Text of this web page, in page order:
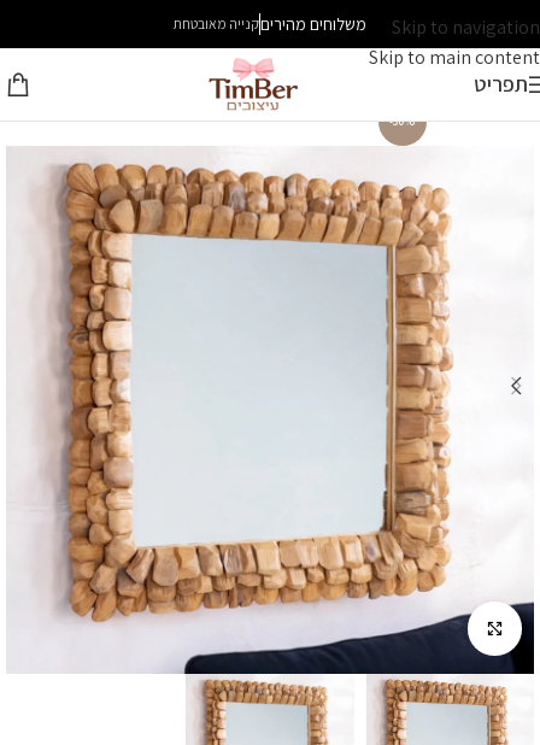
Skip to navigation
Skip to main content
משלוחים מהיריםקנייה מאובטחת
תפריט
-30%
לחץ להגדלה